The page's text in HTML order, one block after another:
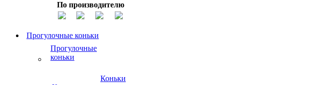
По производителю
Прогулочные коньки
Прогулочные
коньки
Коньки